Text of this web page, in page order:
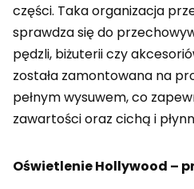
części. Taka organizacja
sprawdza się do
pędzli, biżuterii czy
została zamontowana na
pełnym wysuwem, co
zawartości oraz cichą i
Oświetlenie Hollywood –